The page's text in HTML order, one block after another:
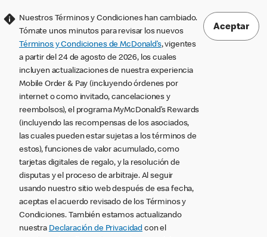
Nuestros Términos y Condiciones han cambiado.
Tómate unos minutos para revisar los nuevos
Términos y Condiciones de McDonald’s, vigentes
a partir del 24 de agosto de 2026, los cuales
incluyen actualizaciones de nuestra experiencia
Mobile Order & Pay (incluyendo órdenes por
internet o como invitado, cancelaciones y
reembolsos), el programa MyMcDonald’s Rewards
(incluyendo las recompensas de los asociados,
las cuales pueden estar sujetas a los términos de
estos), funciones de valor acumulado, como
tarjetas digitales de regalo, y la resolución de
disputas y el proceso de arbitraje. Al seguir
usando nuestro sitio web después de esa fecha,
aceptas el acuerdo revisado de los Términos y
Condiciones. También estamos actualizando
nuestra Declaración de Privacidad con el
Aceptar